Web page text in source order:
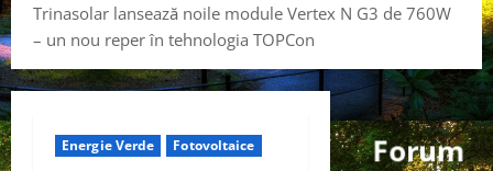
Trinasolar lansează noile module Vertex N G3 de 760W
– un nou reper în tehnologia TOPCon
Energie Verde Fotovoltaice
Forum